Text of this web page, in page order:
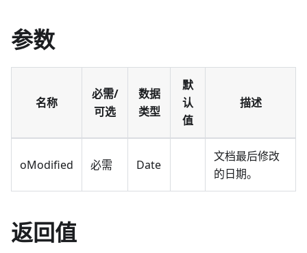
参数
名称
必需/
可选
数据
类型
默
认
值
描述
oModified 必需 Date
文档最后修改
的日期。
返回值